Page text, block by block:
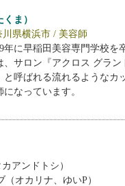
ま）
川県横浜市 / 美容師
年に早稲田美容専門学校
サロン『アクロス グラ
と呼ばれる流れるような
なっています。
アンドトシ）
（オカリナ、ゆいP）